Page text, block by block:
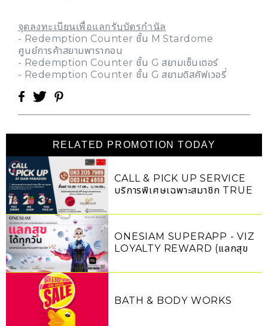
จุดลงทะเบียนเพื่อแลกรับบัตรกำนัล
- Redemption Counter ชั้น M Stardome
ศูนย์การค้าสยามพารากอน
- Redemption Counter ชั้น G สยามเซ็นเตอร์
- Redemption Counter ชั้น G สยามดิสคัฟเวอรี่
RELATED PROMOTION TODAY
CALL & PICK UP SERVICE
บริการพิเศษเฉพาะสมาชิก TRUE
ONESIAM SUPERAPP - VIZ
LOYALTY REWARD (แลกสุข
BATH & BODY WORKS